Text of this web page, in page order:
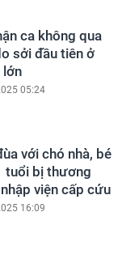
ca không qua
sởi đầu tiên ở
lớn
05:24
với chó nhà, bé
tuổi bị thương
viện cấp cứu
16:09